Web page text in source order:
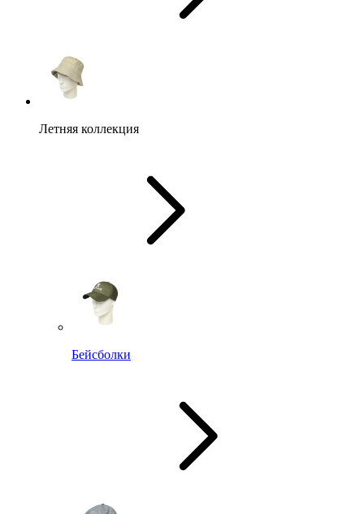
Летняя коллекция
Бейсболки